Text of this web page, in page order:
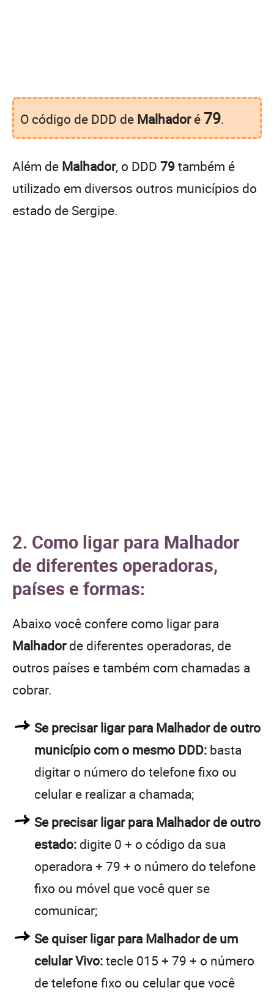
O código de DDD de Malhadoré 79.
Além de Malhador, o DDD 79também é
utilizado em diversos outros municípios do
estado de Sergipe.
2. Como ligar para Malhador
de diferentes operadoras,
países e formas:
Abaixo você confere como ligar para
Malhadorde diferentes operadoras, de
outros países e também com chamadas a
cobrar.
Se precisar ligar para Malhador de outro
município com o mesmo DDD: basta
digitar o número do telefone fixo ou
celular e realizar a chamada;
Se precisar ligar para Malhador de outro
estado: digite 0 + o código da sua
operadora + 79 + o número do telefone
fixo ou móvel que você quer se
comunicar;
Se quiser ligar para Malhador de um
celular Vivo:tecle 015 + 79 + o número
de telefone fixo ou celular que você